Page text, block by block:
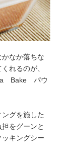
なか落ちな
れるのが、
Bake パウ
グを施した
をグーンと
キングシー